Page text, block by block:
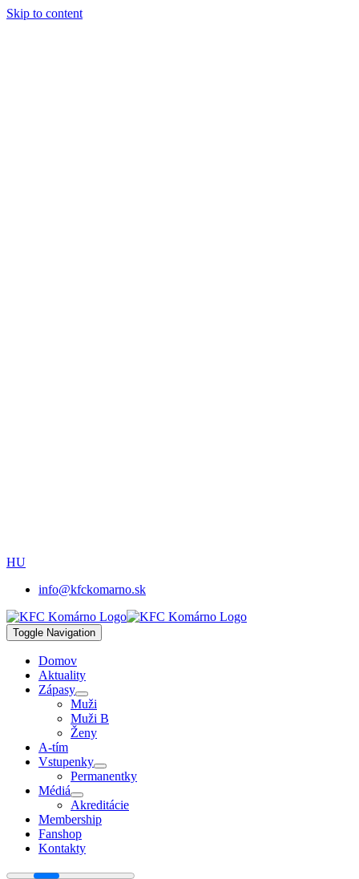
Skip to content
HU
info@kfckomarno.sk
Toggle Navigation
Domov
Aktuality
Zápasy
Muži
Muži B
Ženy
A-tím
Vstupenky
Permanentky
Médiá
Akreditácie
Membership
Fanshop
Kontakty